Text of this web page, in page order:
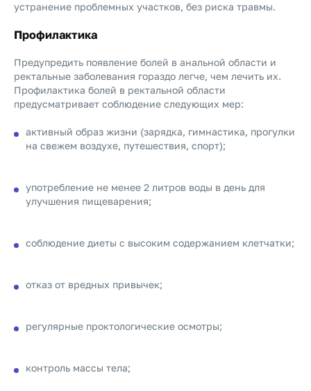
устранение проблемных участков, без риска травмы.
Профилактика
Предупредить появление болей в анальной области и
ректальные заболевания гораздо легче, чем лечить их.
Профилактика болей в ректальной области
предусматривает соблюдение следующих мер:
активный образ жизни (зарядка, гимнастика, прогулки
на свежем воздухе, путешествия, спорт);
употребление не менее 2 литров воды в день для
улучшения пищеварения;
соблюдение диеты с высоким содержанием клетчатки;
отказ от вредных привычек;
регулярные проктологические осмотры;
контроль массы тела;